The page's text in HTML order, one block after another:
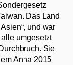
Das Land
und war
umgesetzt
Sie
Anna 2015